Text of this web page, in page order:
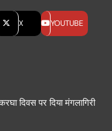
X YOUTUBE
दिवस पर दिया मंगलागिरी